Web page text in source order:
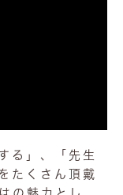
る」、「先生
たくさん頂戴